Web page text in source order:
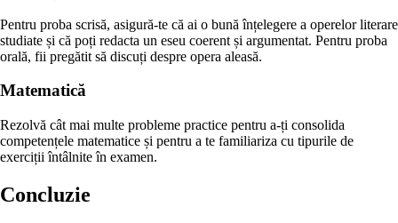
Pentru proba scrisă, asigură-te că ai o bună înțelegere a operelor literare
studiate și că poți redacta un eseu coerent și argumentat. Pentru proba
orală, fii pregătit să discuți despre opera aleasă.
Matematică
Rezolvă cât mai multe probleme practice pentru a-ți consolida
competențele matematice și pentru a te familiariza cu tipurile de
exerciții întâlnite în examen.
Concluzie